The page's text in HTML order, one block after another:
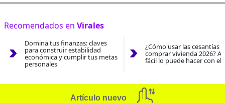
Recomendados en Virales
Domina tus finanzas: claves
para construir estabilidad
económica y cumplir tus metas
personales
¿Cómo usar las cesantías
comprar vivienda 2026?
fácil lo puede hacer con el
Artículo nuevo